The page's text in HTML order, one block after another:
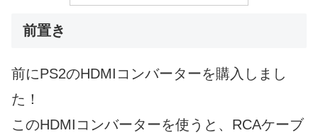
前置き
前にPS2のHDMIコンバーターを購入しまし
た！
このHDMIコンバーターを使うと、RCAケーブ